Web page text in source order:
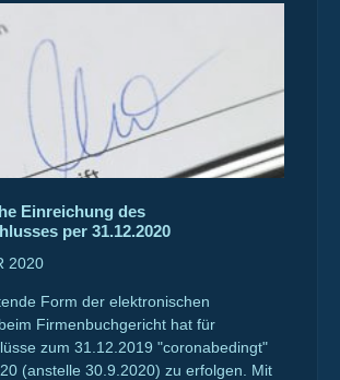
Einreichung des
per 31.12.2020
2020
Form der elektronischen
Firmenbuchgericht hat für
zum 31.12.2019 "coronabedingt"
(anstelle 30.9.2020) zu erfolgen. Mit